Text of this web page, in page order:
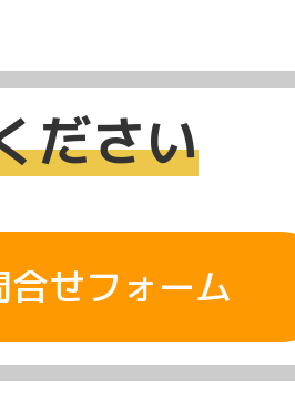
ださい
合せフォーム